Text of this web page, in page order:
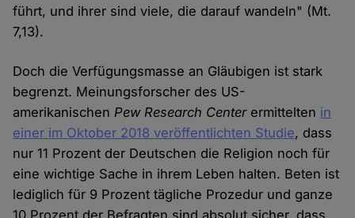
führt, und ihrer sind viele, die darauf wandeln" (Mt.
7,13).
Doch die Verfügungsmasse an Gläubigen ist stark
begrenzt. Meinungsforscher des US-
amerikanischenPew Research Centerermittelten in
einer im Oktober 2018 veröffentlichten Studie, dass
nur 11 Prozent der Deutschen die Religion noch für
eine wichtige Sache in ihrem Leben halten. Beten ist
lediglich für 9 Prozent tägliche Prozedur und ganze